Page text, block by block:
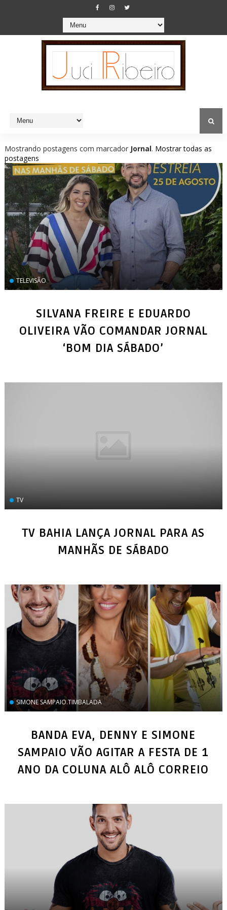
Mostrando postagens com marcador Jornal. Mostrar todas as
postagens
TELEVISÃO
SILVANA FREIRE E EDUARDO
OLIVEIRA VÃO COMANDAR JORNAL
‘BOM DIA SÁBADO’
TV
TV BAHIA LANÇA JORNAL PARA AS
MANHÃS DE SÁBADO
SIMONE SAMPAIO.TIMBALADA
BANDA EVA, DENNY E SIMONE
SAMPAIO VÃO AGITAR A FESTA DE 1